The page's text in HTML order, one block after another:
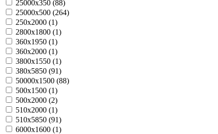
25000х350 (88)
25000х500 (264)
250х2000 (1)
2800х1800 (1)
360х1950 (1)
360х2000 (1)
3800х1550 (1)
380х5850 (91)
50000х1500 (88)
500х1500 (1)
500х2000 (2)
510х2000 (1)
510х5850 (91)
6000х1600 (1)